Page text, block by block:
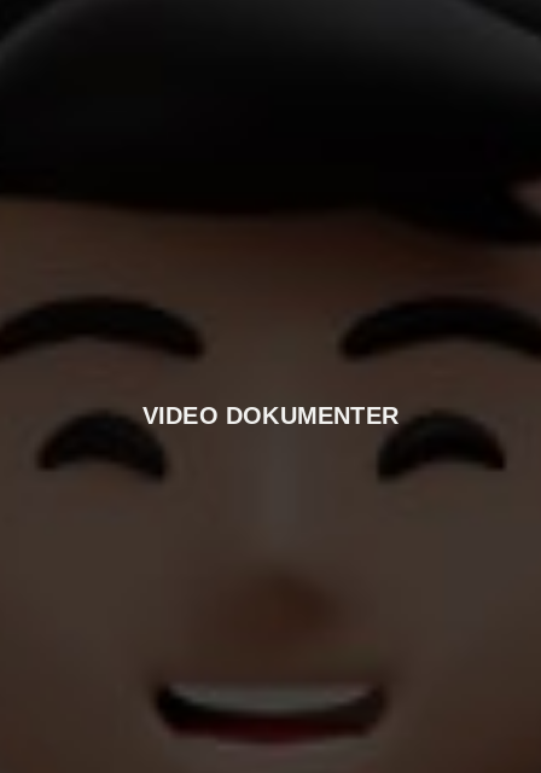
VIDEO DOKUMENTER